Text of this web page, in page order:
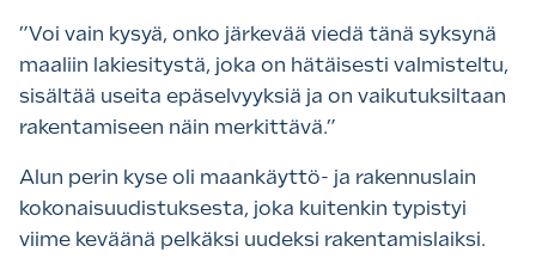
”Voi vain kysyä, onko järkevää viedä tänä syksynä
maaliin lakiesitystä, joka on hätäisesti valmisteltu,
sisältää useita epäselvyyksiä ja on vaikutuksiltaan
rakentamiseen näin merkittävä.”
Alun perin kyse oli maankäyttö- ja rakennuslain
kokonaisuudistuksesta, joka kuitenkin typistyi
viime keväänä pelkäksi uudeksi rakentamislaiksi.